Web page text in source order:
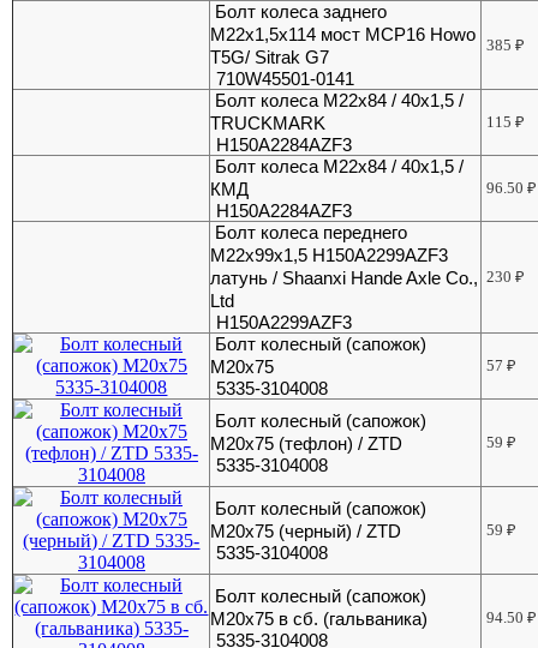
Болт колеса заднего
М22х1,5х114 мост MCP16 Howo
T5G/ Sitrak G7
710W45501-0141
385₽
Болт колеса М22х84 / 40х1,5 /
TRUCKMARK
H150A2284AZF3
115₽
Болт колеса М22х84 / 40х1,5 /
КМД
H150A2284AZF3
96.50₽
Болт колеса переднего
М22х99х1,5 H150A2299AZF3
латунь / Shaanxi Hande Axle Co.,
Ltd
H150A2299AZF3
230₽
Болт колесный (сапожок)
М20х75
5335-3104008
57₽
Болт колесный (сапожок)
М20х75 (тефлон) / ZTD
5335-3104008
59₽
Болт колесный (сапожок)
М20х75 (черный) / ZTD
5335-3104008
59₽
Болт колесный (сапожок)
М20х75 в сб. (гальваника)
5335-3104008
94.50₽